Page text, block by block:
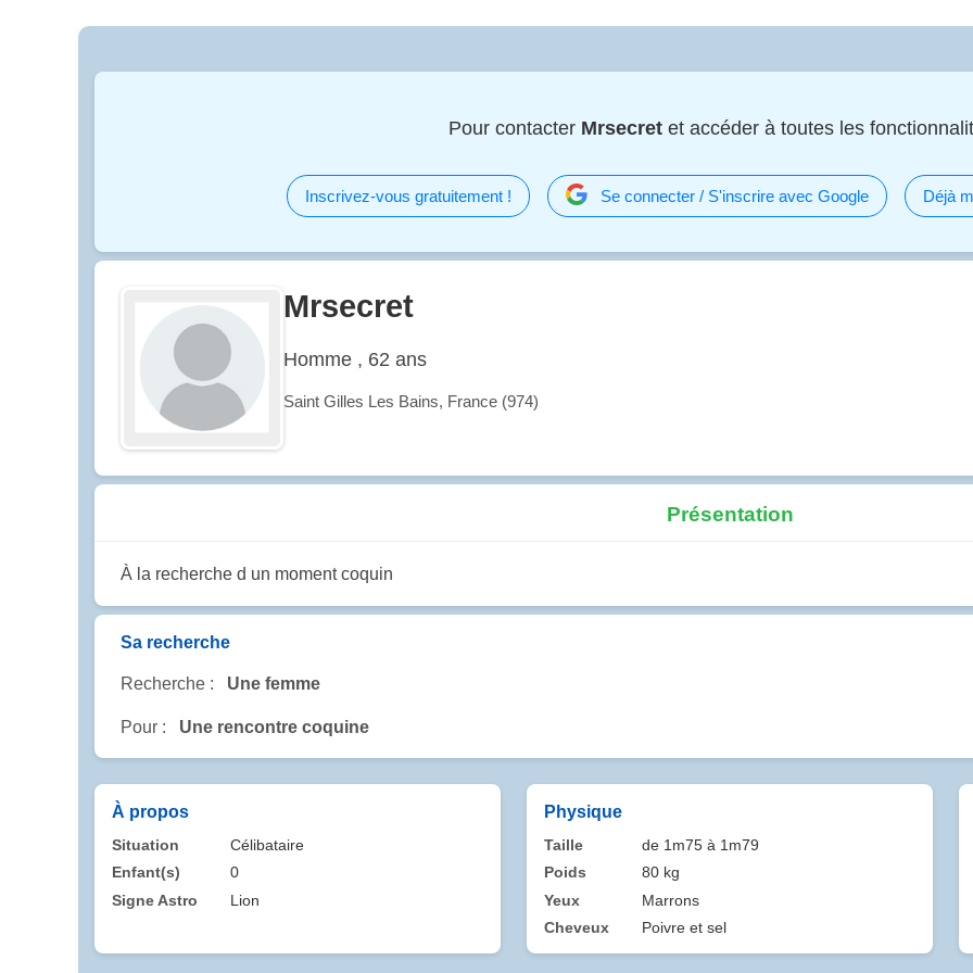
Pour contacter Mrsecret et accéder à toutes les
Inscrivez-vous gratuitement ! Se connecter / S'inscrire avec Google Déjà
Mrsecret
Homme , 62 ans
Saint Gilles Les Bains, France (974)
Présentation
À la recherche d un moment coquin
Sa recherche
Recherche : Une femme
Pour : Une rencontre coquine
À propos
Situation
Célibataire
Enfant(s)
0
Signe Astro
Lion
Physique
Taille
de 1m75 à 1m79
Poids
80 kg
Yeux
Marrons
Cheveux
Poivre et sel